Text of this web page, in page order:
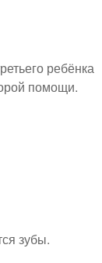
ребёнка
помощи.
зубы.